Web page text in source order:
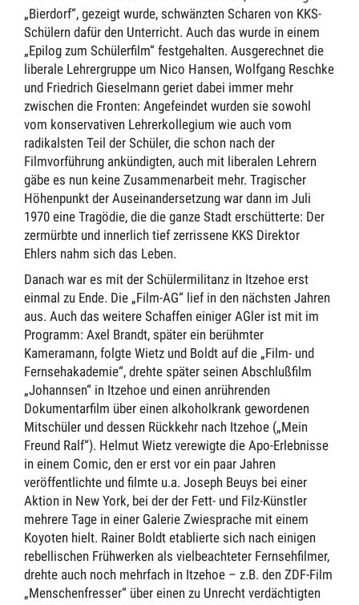
„Bierdorf“, gezeigt wurde, schwänzten Scharen von KKS-
Schülern dafür den Unterricht. Auch das wurde in einem
„Epilog zum Schülerfilm“ festgehalten. Ausgerechnet die
liberale Lehrergruppe um Nico Hansen, Wolfgang Reschke
und Friedrich Gieselmann geriet dabei immer mehr
zwischen die Fronten: Angefeindet wurden sie sowohl
vom konservativen Lehrerkollegium wie auch vom
radikalsten Teil der Schüler, die schon nach der
Filmvorführung ankündigten, auch mit liberalen Lehrern
gäbe es nun keine Zusammenarbeit mehr. Tragischer
Höhenpunkt der Auseinandersetzung war dann im Juli
1970 eine Tragödie, die die ganze Stadt erschütterte: Der
zermürbte und innerlich tief zerrissene KKS Direktor
Ehlers nahm sich das Leben.
Danach war es mit der Schülermilitanz in Itzehoe erst
einmal zu Ende. Die „Film-AG“ lief in den nächsten Jahren
aus. Auch das weitere Schaffen einiger AGler ist mit im
Programm: Axel Brandt, später ein berühmter
Kameramann, folgte Wietz und Boldt auf die „Film- und
Fernsehakademie“, drehte später seinen Abschlußfilm
„Johannsen“ in Itzehoe und einen anrührenden
Dokumentarfilm über einen alkoholkrank gewordenen
Mitschüler und dessen Rückkehr nach Itzehoe („Mein
Freund Ralf“). Helmut Wietz verewigte die Apo-Erlebnisse
in einem Comic, den er erst vor ein paar Jahren
veröffentlichte und filmte u.a. Joseph Beuys bei einer
Aktion in New York, bei der der Fett- und Filz-Künstler
mehrere Tage in einer Galerie Zwiesprache mit einem
Koyoten hielt. Rainer Boldt etablierte sich nach einigen
rebellischen Frühwerken als vielbeachteter Fernsehfilmer,
drehte auch noch mehrfach in Itzehoe – z.B. den ZDF-Film
„Menschenfresser“ über einen zu Unrecht verdächtigten